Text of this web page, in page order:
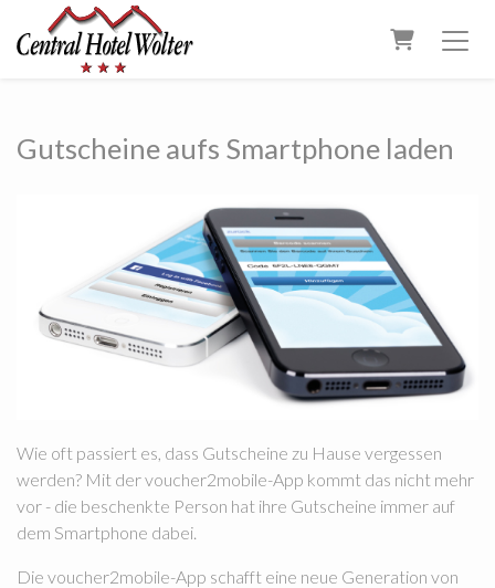
Warenkorb
Gutscheine aufs Smartphone laden
Wie oft passiert es, dass Gutscheine zu Hause vergessen
werden? Mit der voucher2mobile-App kommt das nicht mehr
vor - die beschenkte Person hat ihre Gutscheine immer auf
dem Smartphone dabei.
Die voucher2mobile-App schafft eine neue Generation von